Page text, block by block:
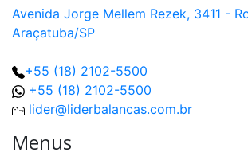
Avenida Jorge Mellem Rezek, 3411 -
Araçatuba/SP
+55 (18) 2102-5500
+55 (18) 2102-5500
lider@liderbalancas.com.br
Menus